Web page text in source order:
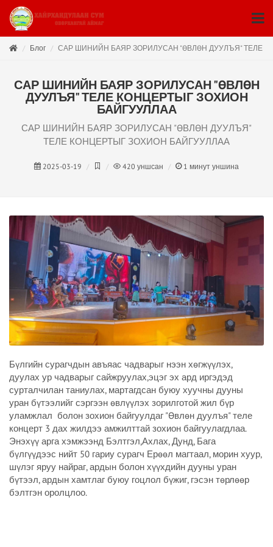
Блог САР ШИНИЙН БАЯР ЗОРИЛУСАН "ӨВЛӨН ДУУЛЪЯ" ТЕЛЕ
САР ШИНИЙН БАЯР ЗОРИЛУСАН "ӨВЛӨН
ДУУЛЪЯ" ТЕЛЕ КОНЦЕРТЫГ ЗОХИОН
БАЙГУУЛЛАА
САР ШИНИЙН БАЯР ЗОРИЛУСАН "ӨВЛӨН ДУУЛЪЯ"
ТЕЛЕ КОНЦЕРТЫГ ЗОХИОН БАЙГУУЛЛАА
2025-03-19 420 уншсан 1 минут уншина
Бүлгийн сурагчдын авъяас чадварыг нээн хөгжүүлэх,
дуулах ур чадварыг сайжруулах,эцэг эх ард иргэдэд
сурталчилан таниулах, мартагдсан буюу хуучны дууны
уран бүтээлийг сэргээн өвлүүлэх зорилготой жил бүр
уламжлал болон зохион байгуулдаг "Өвлөн дуулъя" теле
концерт 3 дах жилдээ амжилттай зохион байгуулагдлаа.
Энэхүү арга хэмжээнд Бэлтгэл,Ахлах, Дунд, Бага
бүлгүүдээс нийт 50 гариу сурагч Ерөөл магтаал, морин хуур,
шүлэг яруу найраг, ардын болон хүүхдийн дууны уран
бүтээл, ардын хамтлаг буюу гоцлол бүжиг, гэсэн төрлөөр
бэлтгэн оролцлоо.